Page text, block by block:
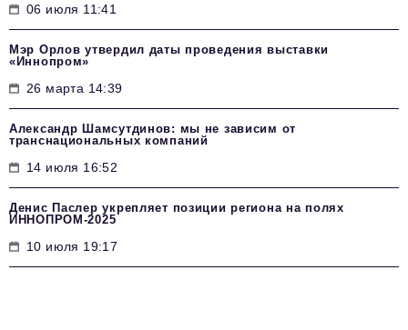
06 июля 11:41
Мэр Орлов утвердил даты проведения выставки
«Иннопром»
26 марта 14:39
Александр Шамсутдинов: мы не зависим от
транснациональных компаний
14 июля 16:52
Денис Паслер укрепляет позиции региона на полях
ИННОПРОМ-2025
10 июля 19:17